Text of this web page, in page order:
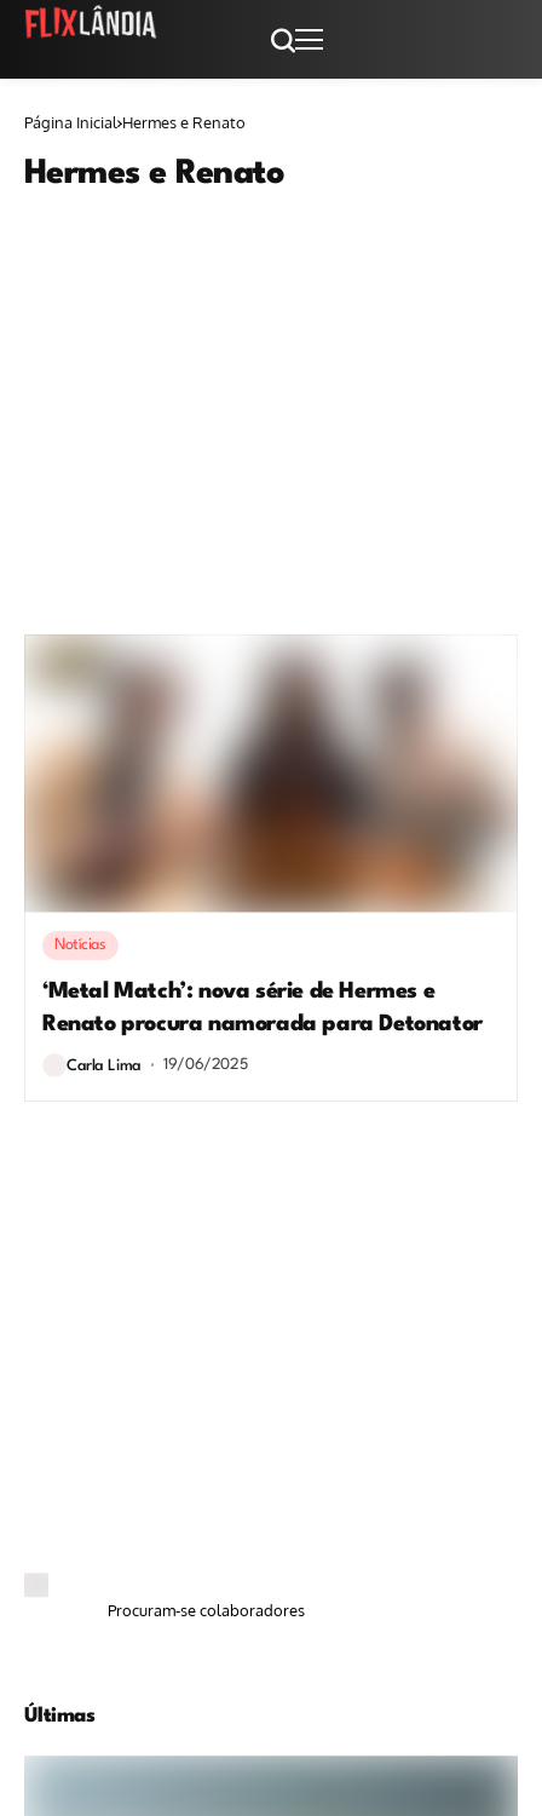
Página Inicial Hermes e Renato
Hermes e Renato
Notícias
‘Metal Match’: nova série de Hermes e
Renato procura namorada para Detonator
Carla Lima 19/06/2025
Procuram-se colaboradores
Últimas